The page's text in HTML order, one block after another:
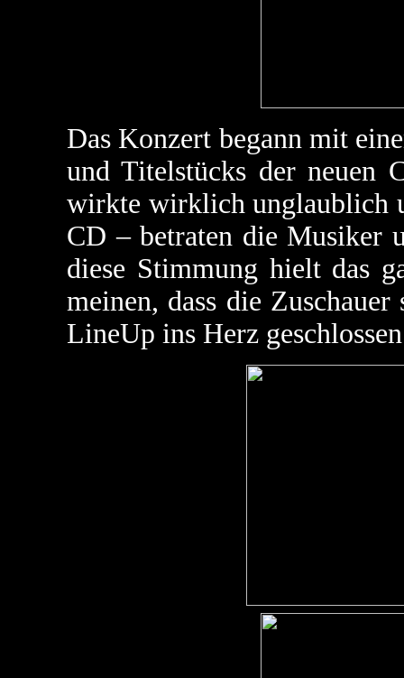
Das Konzert begann mit
und Titelstücks der neuen
wirkte wirklich unglaublich
CD – betraten die Musiker
diese Stimmung hielt das
meinen, dass die
LineUp ins Herz